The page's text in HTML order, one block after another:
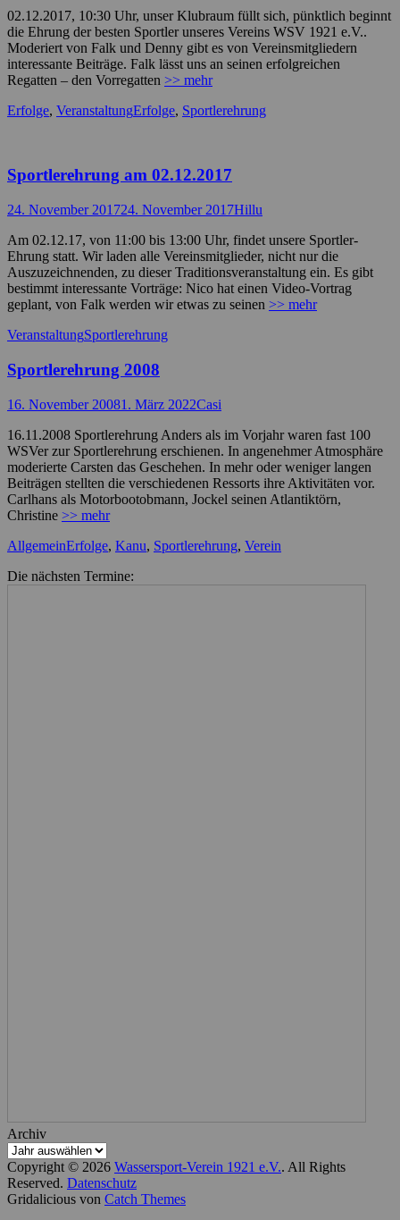
02.12.2017, 10:30 Uhr, unser Klubraum füllt sich, pünktlich beginnt
die Ehrung der besten Sportler unseres Vereins WSV 1921 e.V..
Moderiert von Falk und Denny gibt es von Vereinsmitgliedern
interessante Beiträge. Falk lässt uns an seinen erfolgreichen
Regatten – den Vorregatten >> mehr
Kategorien
Erfolge, VeranstaltungSchlagworte
Erfolge, Sportlerehrung
Sportlerehrung am 02.12.2017
Posted
24. November 201724. November 2017Autor
Hillu
Am 02.12.17, von 11:00 bis 13:00 Uhr, findet unsere Sportler-
Ehrung statt. Wir laden alle Vereinsmitglieder, nicht nur die
Auszuzeichnenden, zu dieser Traditionsveranstaltung ein. Es gibt
bestimmt interessante Vorträge: Nico hat einen Video-Vortrag
geplant, von Falk werden wir etwas zu seinen >> mehr
Kategorien
VeranstaltungSchlagworte
Sportlerehrung
Sportlerehrung 2008
Posted
16. November 20081. März 2022Autor
Casi
16.11.2008 Sportlerehrung Anders als im Vorjahr waren fast 100
WSVer zur Sportlerehrung erschienen. In angenehmer Atmosphäre
moderierte Carsten das Geschehen. In mehr oder weniger langen
Beiträgen stellten die verschiedenen Ressorts ihre Aktivitäten vor.
Carlhans als Motorbootobmann, Jockel seinen Atlantiktörn,
Christine >> mehr
Kategorien
AllgemeinSchlagworte
Erfolge, Kanu, Sportlerehrung, Verein
Die nächsten Termine:
Archiv
Copyright © 2026 Wassersport-Verein 1921 e.V.. All Rights
Reserved. Datenschutz
Gridalicious von Catch Themes